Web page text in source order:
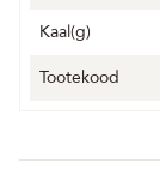
Kaal(g)
Tootekood